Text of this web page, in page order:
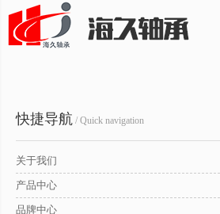
快捷导航 / Quick navigation
关于我们
产品中心
品牌中心